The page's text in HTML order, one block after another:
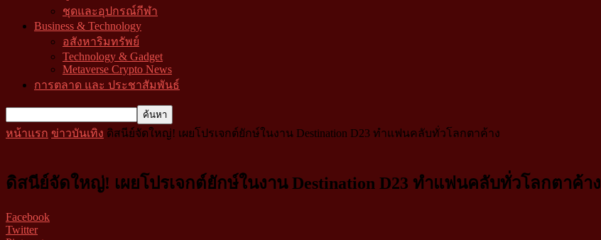
ชุดและอุปกรณ์กีฬา
Business & Technology
อสังหาริมทรัพย์
Technology & Gadget
Metaverse Crypto News
การตลาด และ ประชาสัมพันธ์
หน้าแรก ข่าวบันเทิง ดิสนีย์จัดใหญ่! เผยโปรเจกต์ยักษ์ในงาน Destination D23 ทำแฟนคลับทั่วโลกตาค้าง
ดิสนีย์จัดใหญ่! เผยโปรเจกต์ยักษ์ในงาน Destination D23 ทำแฟนคลับทั่วโลกตาค้าง
Facebook
Twitter